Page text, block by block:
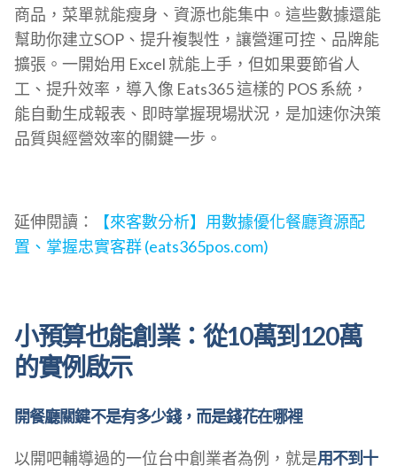
商品，菜單就能瘦身、資源也能集中。這些數據還能
幫助你建立SOP、提升複製性，讓營運可控、品牌能
擴張。一開始用 Excel 就能上手，但如果要節省人
工、提升效率，導入像 Eats365 這樣的 POS 系統，
能自動生成報表、即時掌握現場狀況，是加速你決策
品質與經營效率的關鍵一步。
延伸閱讀：
【來客數分析】用數據優化餐廳資源配
置、掌握忠實客群 (eats365pos.com)
小預算也能創業：從10萬到120萬
的實例啟示
開餐廳關鍵不是有多少錢，而是錢花在哪裡
以開吧輔導過的一位台中創業者為例，就是用不到十